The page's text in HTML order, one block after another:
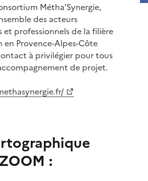
Métha’Synergie,
des acteurs
professionnels de la filière
en Provence-Alpes-Côte
à privilégier pour tous
de projet.
: